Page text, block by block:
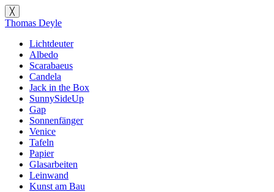
╳
Thomas Deyle
Lichtdeuter
Albedo
Scarabaeus
Candela
Jack in the Box
SunnySideUp
Gap
Sonnenfänger
Venice
Tafeln
Papier
Glasarbeiten
Leinwand
Kunst am Bau